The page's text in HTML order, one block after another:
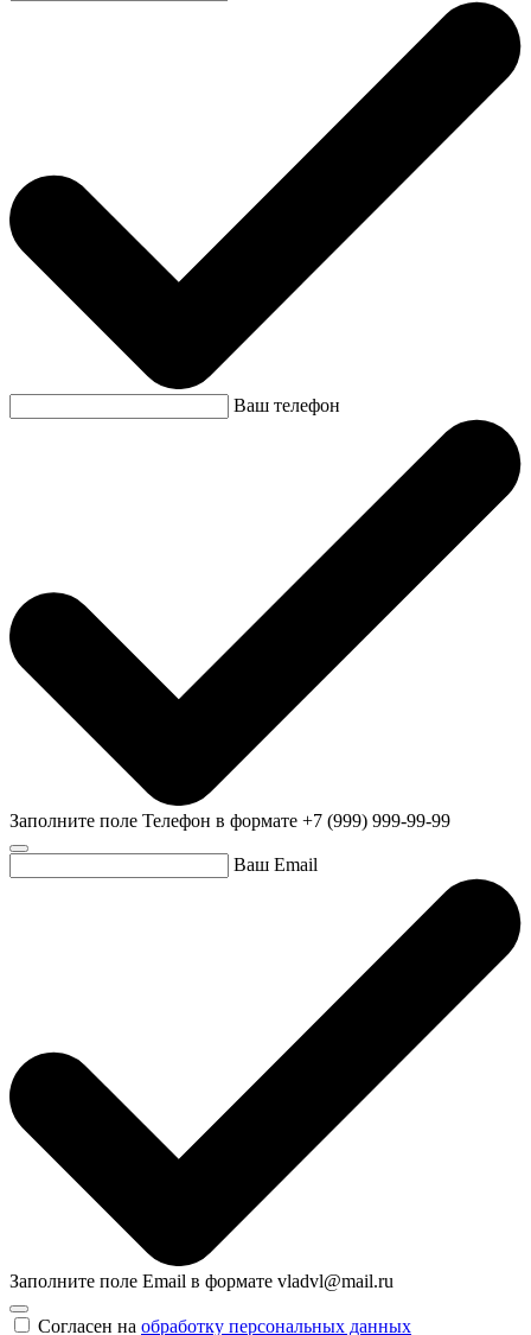
Ваш телефон
Заполните поле Телефон в формате +7 (999) 999-99-99
Ваш Email
Заполните поле Email в формате vladvl@mail.ru
Согласен на обработку персональных данных